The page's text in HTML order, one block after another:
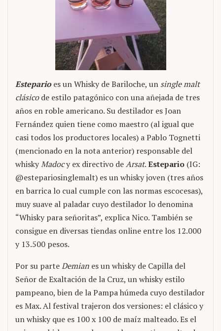
Esteparioes un Whisky de Bariloche, un single malt
clásicode estilo patagónico con una añejada de tres
años en roble americano. Su destilador es Joan
Fernández quien tiene como maestro (al igual que
casi todos los productores locales) a Pablo Tognetti
(mencionado en la nota anterior) responsable del
whiskyMadocy ex directivo deArsat.Estepario (IG:
@estepariosinglemalt) es un whisky joven (tres años
en barrica lo cual cumple con las normas escocesas),
muy suave al paladar cuyo destilador lo denomina
“Whisky para señoritas”, explica Nico. También se
consigue en diversas tiendas online entre los 12.000
y 13.500 pesos.
Por su parteDemian es un whisky de Capilla del
Señor de Exaltación de la Cruz, un whisky estilo
pampeano, bien de la Pampa húmeda cuyo destilador
es Max. Al festival trajeron dos versiones: el clásico y
un whisky que es 100 x 100 de maíz malteado. Es el